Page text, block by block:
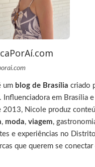
um blog de Brasília criado
Influenciadora em Brasília e
2013, Nicole produz
, moda, viagem,
e experiências no Distrito
que querem se